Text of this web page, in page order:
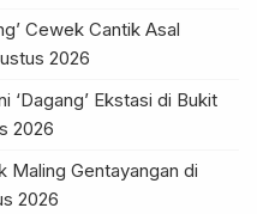
Cewek Cantik Asal
2026
‘Dagang’ Ekstasi di Bukit
2026
Maling Gentayangan di
2026